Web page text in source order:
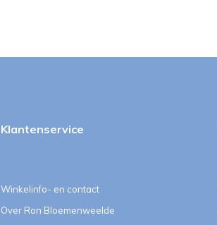
Klantenservice
Winkelinfo- en contact
Over Ron Bloemenweelde